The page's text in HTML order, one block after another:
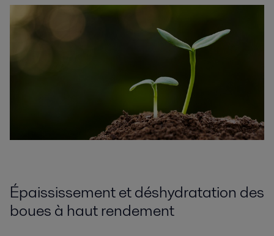
Épaississement et déshydratation des
boues à haut rendement